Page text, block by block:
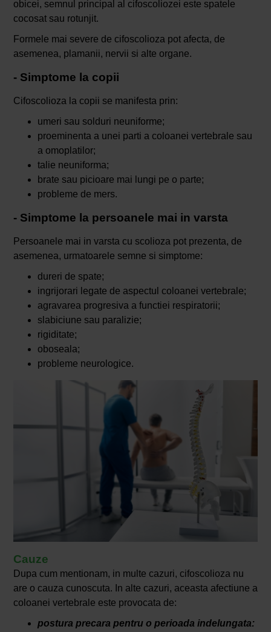
obicei, semnul principal al cifoscoliozei este spatele
cocosat sau rotunjit.
Formele mai severe de cifoscolioza pot afecta, de
asemenea, plamanii, nervii si alte organe.
- Simptome la copii
Cifoscolioza la copii se manifesta prin:
umeri sau solduri neuniforme;
proeminenta a unei parti a coloanei vertebrale sau
a omoplatilor;
talie neuniforma;
brate sau picioare mai lungi pe o parte;
probleme de mers.
- Simptome la persoanele mai in varsta
Persoanele mai in varsta cu scolioza pot prezenta, de
asemenea, urmatoarele semne si simptome:
dureri de spate;
ingrijorari legate de aspectul coloanei vertebrale;
agravarea progresiva a functiei respiratorii;
slabiciune sau paralizie;
rigiditate;
oboseala;
probleme neurologice.
Cauze
Dupa cum mentionam, in multe cazuri, cifoscolioza nu
are o cauza cunoscuta. In alte cazuri, aceasta afectiune a
coloanei vertebrale este provocata de:
postura precara pentru o perioada indelungata: